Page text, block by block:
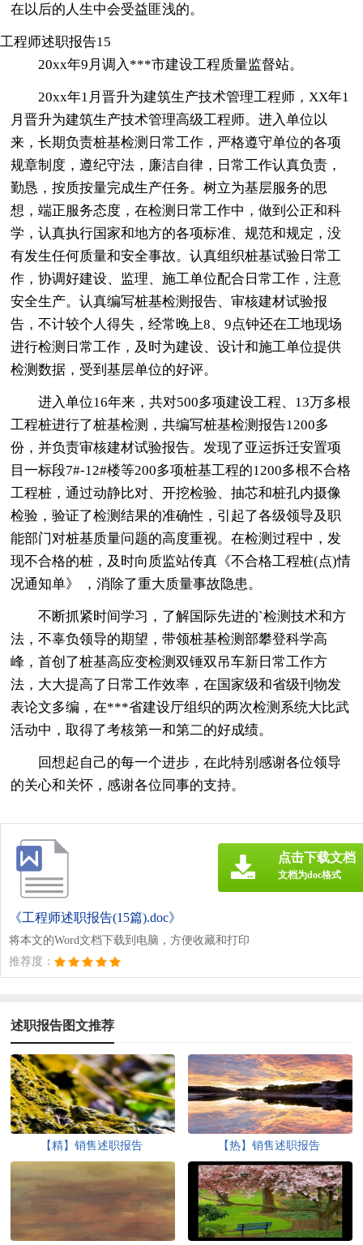
在以后的人生中会受益匪浅的。
工程师述职报告15
20xx年9月调入***市建设工程质量监督站。
20xx年1月晋升为建筑生产技术管理工程师，XX年1
月晋升为建筑生产技术管理高级工程师。进入单位以
来，长期负责桩基检测日常工作，严格遵守单位的各项
规章制度，遵纪守法，廉洁自律，日常工作认真负责，
勤恳，按质按量完成生产任务。树立为基层服务的思
想，端正服务态度，在检测日常工作中，做到公正和科
学，认真执行国家和地方的各项标准、规范和规定，没
有发生任何质量和安全事故。认真组织桩基试验日常工
作，协调好建设、监理、施工单位配合日常工作，注意
安全生产。认真编写桩基检测报告、审核建材试验报
告，不计较个人得失，经常晚上8、9点钟还在工地现场
进行检测日常工作，及时为建设、设计和施工单位提供
检测数据，受到基层单位的好评。
进入单位16年来，共对500多项建设工程、13万多根
工程桩进行了桩基检测，共编写桩基检测报告1200多
份，并负责审核建材试验报告。发现了亚运拆迁安置项
目一标段7#-12#楼等200多项桩基工程的1200多根不合格
工程桩，通过动静比对、开挖检验、抽芯和桩孔内摄像
检验，验证了检测结果的准确性，引起了各级领导及职
能部门对桩基质量问题的高度重视。在检测过程中，发
现不合格的桩，及时向质监站传真《不合格工程桩(点)情
况通知单》 ，消除了重大质量事故隐患。
不断抓紧时间学习，了解国际先进的`检测技术和方
法，不辜负领导的期望，带领桩基检测部攀登科学高
峰，首创了桩基高应变检测双锤双吊车新日常工作方
法，大大提高了日常工作效率，在国家级和省级刊物发
表论文多编，在***省建设厅组织的两次检测系统大比武
活动中，取得了考核第一和第二的好成绩。
回想起自己的每一个进步，在此特别感谢各位领导
的关心和关怀，感谢各位同事的支持。
《工程师述职报告(15篇).doc》
将本文的Word文档下载到电脑，方便收藏和打印
推荐度：
点击下载文档
文档为doc格式
述职报告图文推荐
【精】销售述职报告 【热】销售述职报告